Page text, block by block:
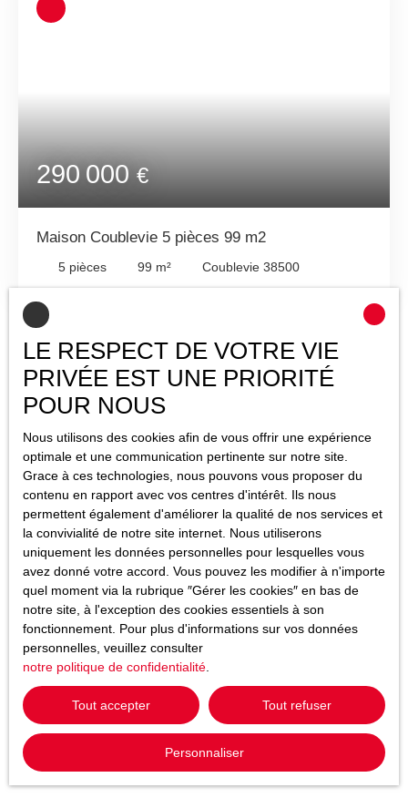
290 000€
Maison Coublevie 5 pièces 99 m2
5 pièces 99 m² Coublevie 38500
LE RESPECT DE VOTRE VIE
PRIVÉE EST UNE PRIORITÉ
POUR NOUS
Nous utilisons des cookies afin de vous offrir une expérience
optimale et une communication pertinente sur notre site.
Grace à ces technologies, nous pouvons vous proposer du
contenu en rapport avec vos centres d'intérêt. Ils nous
permettent également d'améliorer la qualité de nos services et
la convivialité de notre site internet. Nous utiliserons
uniquement les données personnelles pour lesquelles vous
avez donné votre accord. Vous pouvez les modifier à n'importe
quel moment via la rubrique ″Gérer les cookies″ en bas de
notre site, à l'exception des cookies essentiels à son
fonctionnement. Pour plus d'informations sur vos données
personnelles, veuillez consulter
notre politique de confidentialité
Tout accepter Tout refuser
Personnaliser